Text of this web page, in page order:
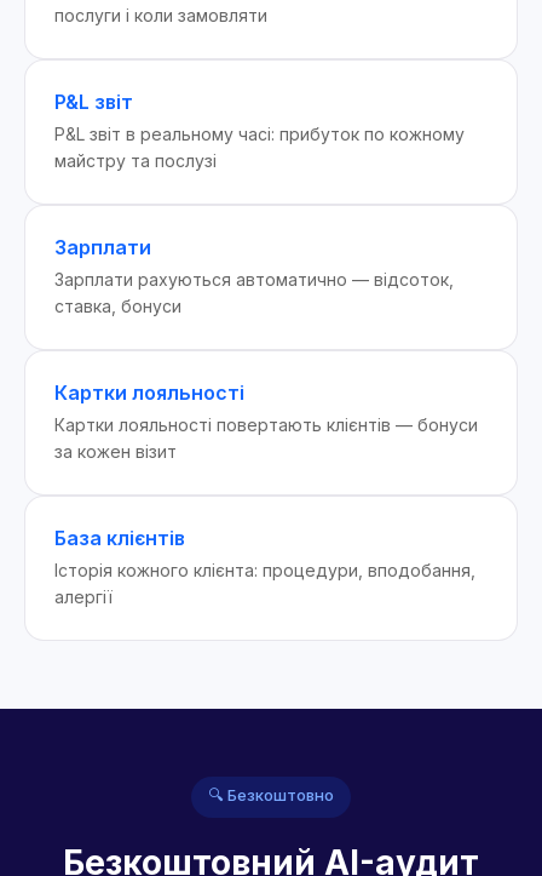
послуги і коли замовляти
P&L звіт
P&L звіт в реальному часі: прибуток по кожному
майстру та послузі
Зарплати
Зарплати рахуються автоматично — відсоток,
ставка, бонуси
Картки лояльності
Картки лояльності повертають клієнтів — бонуси
за кожен візит
База клієнтів
Історія кожного клієнта: процедури, вподобання,
алергії
🔍 Безкоштовно
Безкоштовний AI-аудит